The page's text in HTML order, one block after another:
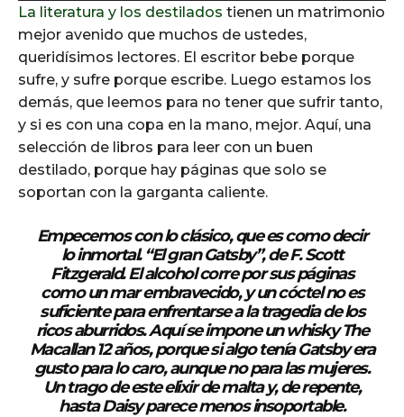
d
i
o
P
l
a
y
e
r
La literatura y los destilados tienen un matrimonio
mejor avenido que muchos de ustedes,
queridísimos lectores. El escritor bebe porque
sufre, y sufre porque escribe. Luego estamos los
demás, que leemos para no tener que sufrir tanto,
y si es con una copa en la mano, mejor. Aquí, una
selección de libros para leer con un buen
destilado, porque hay páginas que solo se
soportan con la garganta caliente.
Empecemos con lo clásico, que es como decir
lo inmortal.“El gran Gatsby”, de F. Scott
Fitzgerald. El alcohol corre por sus páginas
como un mar embravecido, y un cóctel no es
suficiente para enfrentarse a la tragedia de los
ricos aburridos. Aquí se impone unwhiskyThe
Macallan 12 años, porque si algo tenía Gatsby era
gusto para lo caro, aunque no para las mujeres.
Un trago de este elixir de malta y, de repente,
hasta Daisy parece menos insoportable.